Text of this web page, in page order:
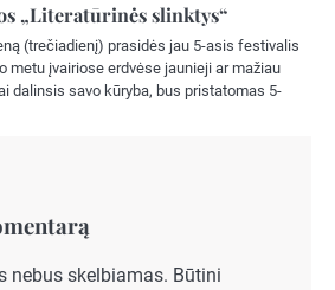
„Literatūrinės slinktys“
(trečiadienį) prasidės jau 5-asis festivalis
metu įvairiose erdvėse jaunieji ar mažiau
dalinsis savo kūryba, bus pristatomas 5-
nebus skelbiamas. Būtini